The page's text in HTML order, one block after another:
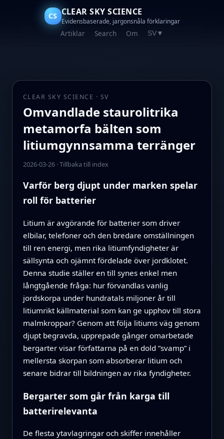
CS CLEAR SKY SCIENCE
Evidensbaserade, jargonsnåla förklaringar
Artiklar Search Om SV ▼
CLEAR SKY SCIENCE · SV
Omvandlade staurolitrika
metamorfa bälten som
litiumgynnsamma terränger
2026-03-26·Tillbaka till index
Varför berg djupt under marken spelar
roll för batterier
Litium är avgörande för batterier som driver
elbilar, telefoner och den bredare omställningen
till ren energi, men rika litiumfyndigheter är
sällsynta och ojämnt fördelade över jordklotet.
Denna studie ställer en till synes enkel men
långtgående fråga: hur förvandlas vanlig
jordskorpa under hundratals miljoner år till
litiumrikt källmaterial som kan ge upphov till stora
malmkroppar? Genom att följa litiums väg genom
djupt begravda, upprepade gånger omarbetade
bergarter visar författarna på en dold ”svamp” i
mellersta skorpan som absorberar litium och
senare bidrar till bildningen av rika fyndigheter.
Bergarter som går från karga till
batterirelevanta
De flesta ytavlagringar och skiffer innehåller